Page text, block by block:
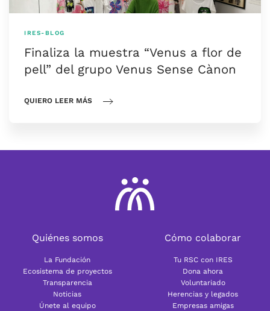
IRES-BLOG
Finaliza la muestra “Venus a flor de
pell” del grupo Venus Sense Cànon
QUIERO LEER MÁS
Quiénes somos
La Fundación
Ecosistema de proyectos
Transparencia
Noticias
Únete al equipo
Cómo colaborar
Tu RSC con IRES
Dona ahora
Voluntariado
Herencias y legados
Empresas amigas